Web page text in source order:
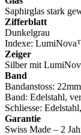
Saphirglas stark
Zifferblatt
Dunkelgrau
Indexe:
Zeiger
Silber mit
Band
Bandanstoss: 22mm
Band: Edelstahl,
Schliesse:
Garantie
Swiss Made – 2